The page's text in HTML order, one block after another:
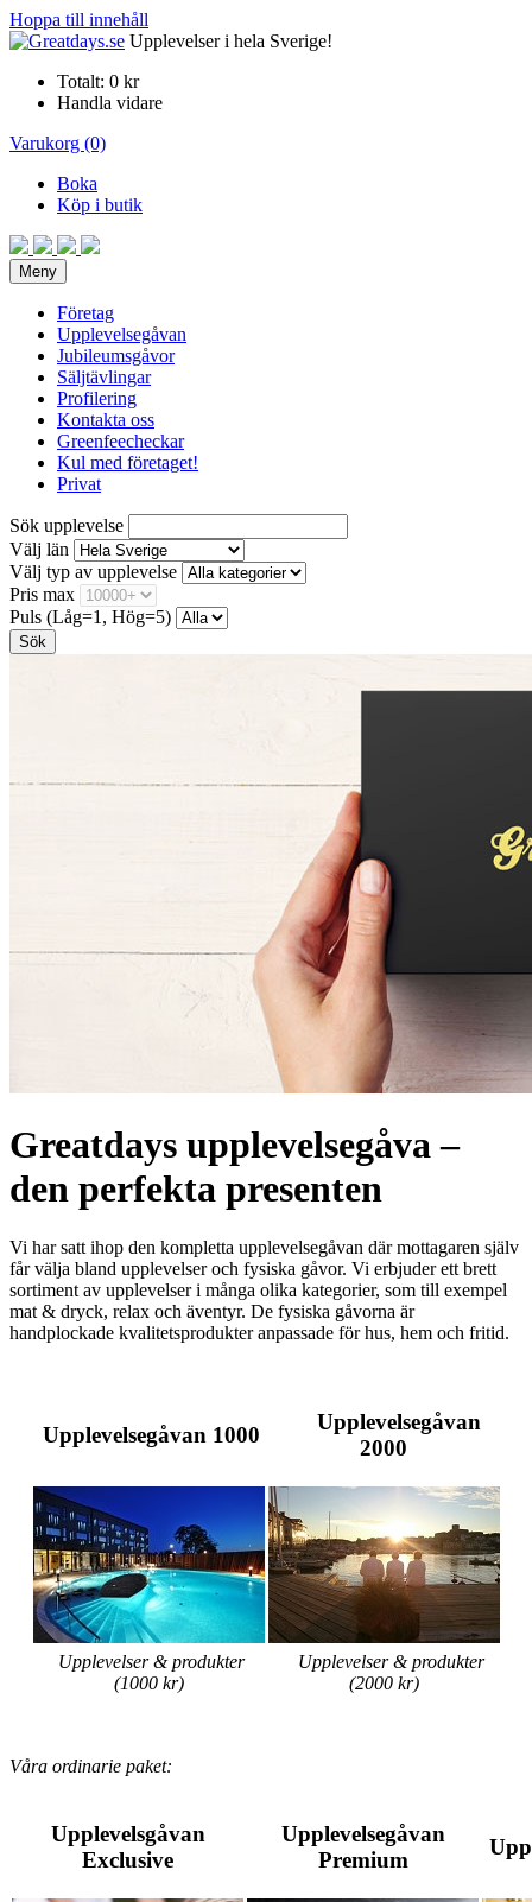
Hoppa till innehåll
Upplevelser i hela Sverige!
Totalt: 0 kr
Handla vidare
Varukorg (0)
Boka
Köp i butik
Meny
Företag
Upplevelsegåvan
Jubileumsgåvor
Säljtävlingar
Profilering
Kontakta oss
Greenfeecheckar
Kul med företaget!
Privat
Sök upplevelse
Välj län
Välj typ av upplevelse
Pris max
Puls (Låg=1, Hög=5)
Greatdays upplevelsegåva –
den perfekta presenten
Vi har satt ihop den kompletta upplevelsegåvan där mottagaren själv
får välja bland upplevelser och fysiska gåvor. Vi erbjuder ett brett
sortiment av upplevelser i många olika kategorier, som till exempel
mat & dryck, relax och äventyr. De fysiska gåvorna är
handplockade kvalitetsprodukter anpassade för hus, hem och fritid.
Upplevelsegåvan 1000
Upplevelsegåvan
2000
Upplevelser & produkter
(1000 kr)
Upplevelser & produkter
(2000 kr)
Våra ordinarie paket:
Upplevelsgåvan
Exclusive
Upplevelsegåvan
Premium